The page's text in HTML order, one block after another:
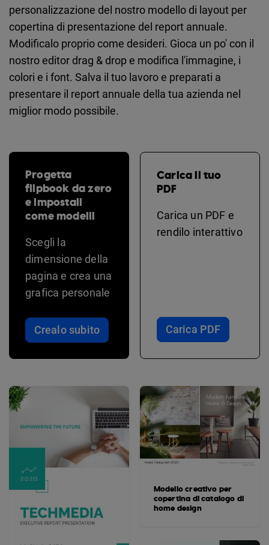
personalizzazione del nostro modello di layout per
copertina di presentazione del report annuale.
Modificalo proprio come desideri. Gioca un po' con il
nostro editor drag & drop e modifica l'immagine, i
colori e i font. Salva il tuo lavoro e preparati a
presentare il report annuale della tua azienda nel
miglior modo possibile.
Progetta
flipbook da zero
e impostali
come modelli
Scegli la
dimensione della
pagina e crea una
grafica personale
Crealo subito
Carica il tuo
PDF
Carica un PDF e
rendilo interattivo
Carica PDF
Modello creativo per
copertina di catalogo di
home design